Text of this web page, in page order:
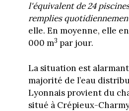
l'équivalent de 24
remplies
elle. En moyenne, elle
000 m3 par jour.
La situation est
majorité de l’eau
Lyonnais provient du
situé à Crépieux-